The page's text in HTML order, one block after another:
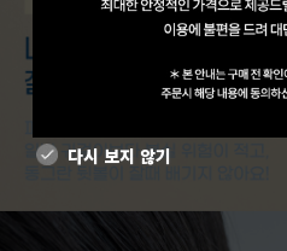
다시 보지 않기